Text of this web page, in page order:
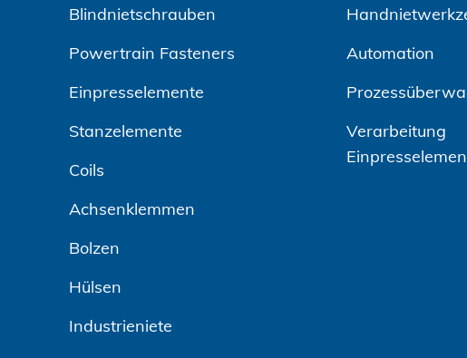
Blindnietschrauben
Powertrain Fasteners
Einpresselemente
Stanzelemente
Coils
Achsenklemmen
Bolzen
Hülsen
Industrieniete
Automation
Verarbeitung